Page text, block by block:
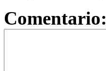
Comentario: